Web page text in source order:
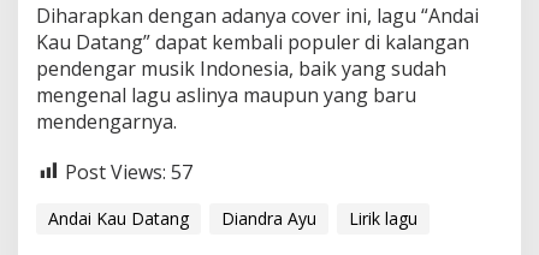
Diharapkan dengan adanya cover ini, lagu “Andai
Kau Datang” dapat kembali populer di kalangan
pendengar musik Indonesia, baik yang sudah
mengenal lagu aslinya maupun yang baru
mendengarnya.
Post Views: 57
Andai Kau Datang Diandra Ayu Lirik lagu